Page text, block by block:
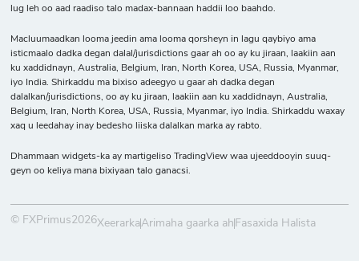
lug leh oo aad raadiso talo madax-bannaan haddii loo baahdo.
Macluumaadkan looma jeedin ama looma qorsheyn in lagu qaybiyo ama
isticmaalo dadka degan dalal/jurisdictions gaar ah oo ay ku jiraan, laakiin aan
ku xaddidnayn, Australia, Belgium, Iran, North Korea, USA, Russia, Myanmar,
iyo India. Shirkaddu ma bixiso adeegyo u gaar ah dadka degan
dalalkan/jurisdictions, oo ay ku jiraan, laakiin aan ku xaddidnayn, Australia,
Belgium, Iran, North Korea, USA, Russia, Myanmar, iyo India. Shirkaddu waxay
xaq u leedahay inay bedesho liiska dalalkan marka ay rabto.
Dhammaan widgets-ka ay martigeliso TradingView waa ujeeddooyin suuq-
geyn oo keliya mana bixiyaan talo ganacsi.
© FXPrimus2026XeerarkaArimaha gaarka ah Fasaxida Halista